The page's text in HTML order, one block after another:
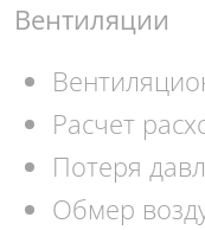
Вентиляции
Расчет
Потеря
Обмер